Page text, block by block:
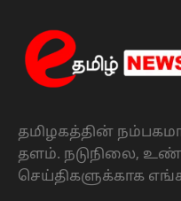
தமிழகத்தின்
தளம். நடுநிலை,
செய்திகளுக்காக